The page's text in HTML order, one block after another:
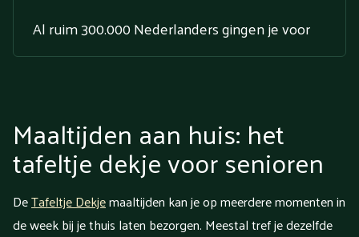
Al ruim 300.000 Nederlanders gingen je voor
Maaltijden aan huis: het
tafeltje dekje voor senioren
DeTafeltje Dekjemaaltijden kan je op meerdere momenten in
de week bij je thuis laten bezorgen. Meestal tref je dezelfde